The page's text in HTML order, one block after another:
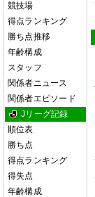
競技場
得点ランキング
勝ち点推移
年齢構成
スタッフ
関係者ニュース
関係者エピソード
Jリーグ記録
順位表
勝ち点
得点ランキング
得失点
年齢構成